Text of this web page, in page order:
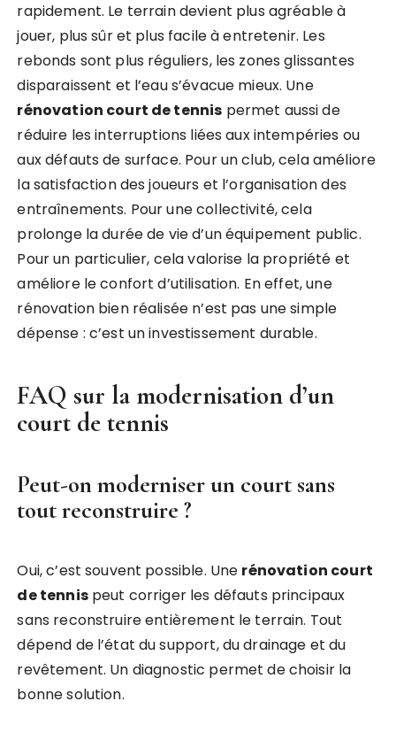
rapidement. Le terrain devient plus agréable à
jouer, plus sûr et plus facile à entretenir. Les
rebonds sont plus réguliers, les zones glissantes
disparaissent et l’eau s’évacue mieux. Une
rénovation court de tennis permet aussi de
réduire les interruptions liées aux intempéries ou
aux défauts de surface. Pour un club, cela améliore
la satisfaction des joueurs et l’organisation des
entraînements. Pour une collectivité, cela
prolonge la durée de vie d’un équipement public.
Pour un particulier, cela valorise la propriété et
améliore le confort d’utilisation. En effet, une
rénovation bien réalisée n’est pas une simple
dépense : c’est un investissement durable.
FAQ sur la modernisation d’un
court de tennis
Peut-on moderniser un court sans
tout reconstruire ?
Oui, c’est souvent possible. Une rénovation court
de tennispeut corriger les défauts principaux
sans reconstruire entièrement le terrain. Tout
dépend de l’état du support, du drainage et du
revêtement. Un diagnostic permet de choisir la
bonne solution.